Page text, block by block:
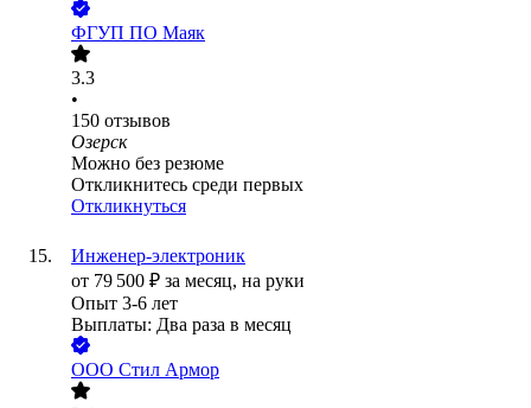
ФГУП ПО Маяк
3.3
•
150 отзывов
Озерск
Можно без резюме
Откликнитесь среди первых
Откликнуться
Инженер-электроник
от 79 500 ₽ за месяц, на руки
Опыт 3-6 лет
Выплаты: Два раза в месяц
ООО Стил Армор